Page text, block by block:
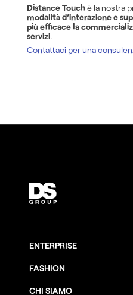
Distance Touchè la nostra
modalità d’interazione e
più efficace la
servizi.
Contattaci per una
ENTERPRISE
Combenia
Distance Sales
FASHION
Combenia
CHI SIAMO